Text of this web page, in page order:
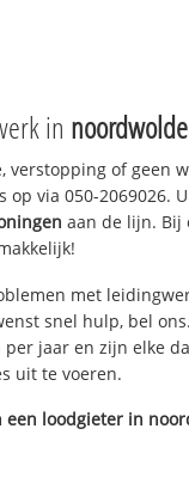
in
verstopping of geen
op via 050-2069026.
aan de lijn. Bij
met
snel hulp, bel
per jaar en zijn elke
uit te voeren.
een loodgieter in